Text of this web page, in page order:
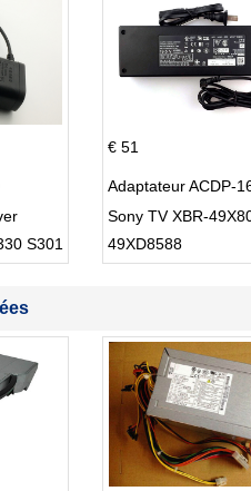
S301
€ 51
Adaptateur ACDP-
Sony TV XBR-
49XD8588